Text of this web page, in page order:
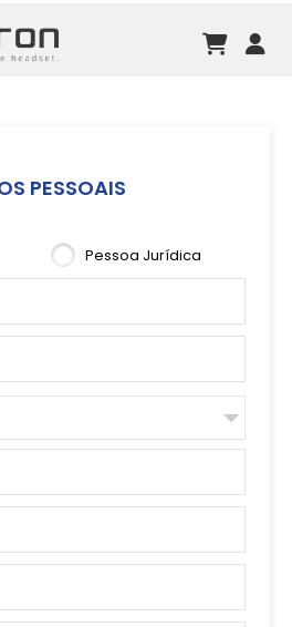
PESSOAIS
Pessoa Jurídica